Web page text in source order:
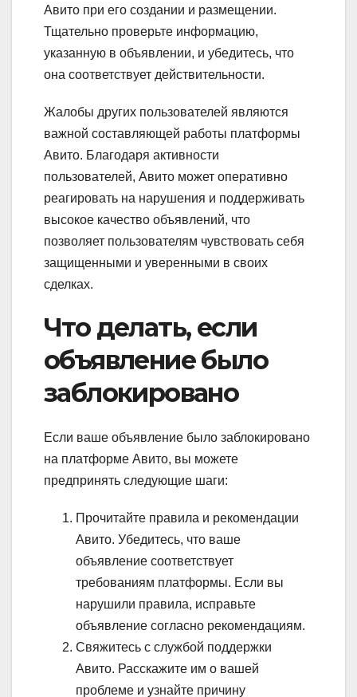
Авито при его создании и размещении.
Тщательно проверьте информацию,
указанную в объявлении, и убедитесь, что
она соответствует действительности.
Жалобы других пользователей являются
важной составляющей работы платформы
Авито. Благодаря активности
пользователей, Авито может оперативно
реагировать на нарушения и поддерживать
высокое качество объявлений, что
позволяет пользователям чувствовать себя
защищенными и уверенными в своих
сделках.
Что делать, если
объявление было
заблокировано
Если ваше объявление было заблокировано
на платформе Авито, вы можете
предпринять следующие шаги:
Прочитайте правила и рекомендации
Авито. Убедитесь, что ваше
объявление соответствует
требованиям платформы. Если вы
нарушили правила, исправьте
объявление согласно рекомендациям.
Свяжитесь с службой поддержки
Авито. Расскажите им о вашей
проблеме и узнайте причину